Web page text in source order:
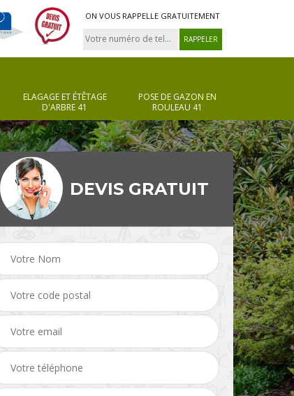
ON VOUS RAPPELLE GRATUITEMENT
ELAGAGE ET ÉTÊTAGE
D'ARBRE 41
POSE DE GAZON EN
ROULEAU 41
Taille de haie 41
DEVIS GRATUIT